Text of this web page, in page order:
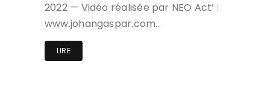
2022 — Vidéo réalisée par NEO Act’ :
www.johangaspar.com…
LIRE